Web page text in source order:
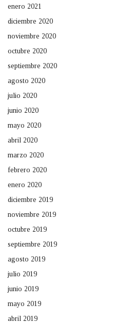
enero 2021
diciembre 2020
noviembre 2020
octubre 2020
septiembre 2020
agosto 2020
julio 2020
junio 2020
mayo 2020
abril 2020
marzo 2020
febrero 2020
enero 2020
diciembre 2019
noviembre 2019
octubre 2019
septiembre 2019
agosto 2019
julio 2019
junio 2019
mayo 2019
abril 2019